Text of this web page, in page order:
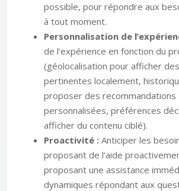
possible, pour répondre aux
à tout moment.
Personnalisation de
de l’expérience en fonction du
(géolocalisation pour afficher
pertinentes localement,
proposer des recommandations
personnalisées, préférences
afficher du contenu ciblé).
Proactivité : Anticiper les
proposant de l’aide
proposant une assistance
dynamiques répondant aux